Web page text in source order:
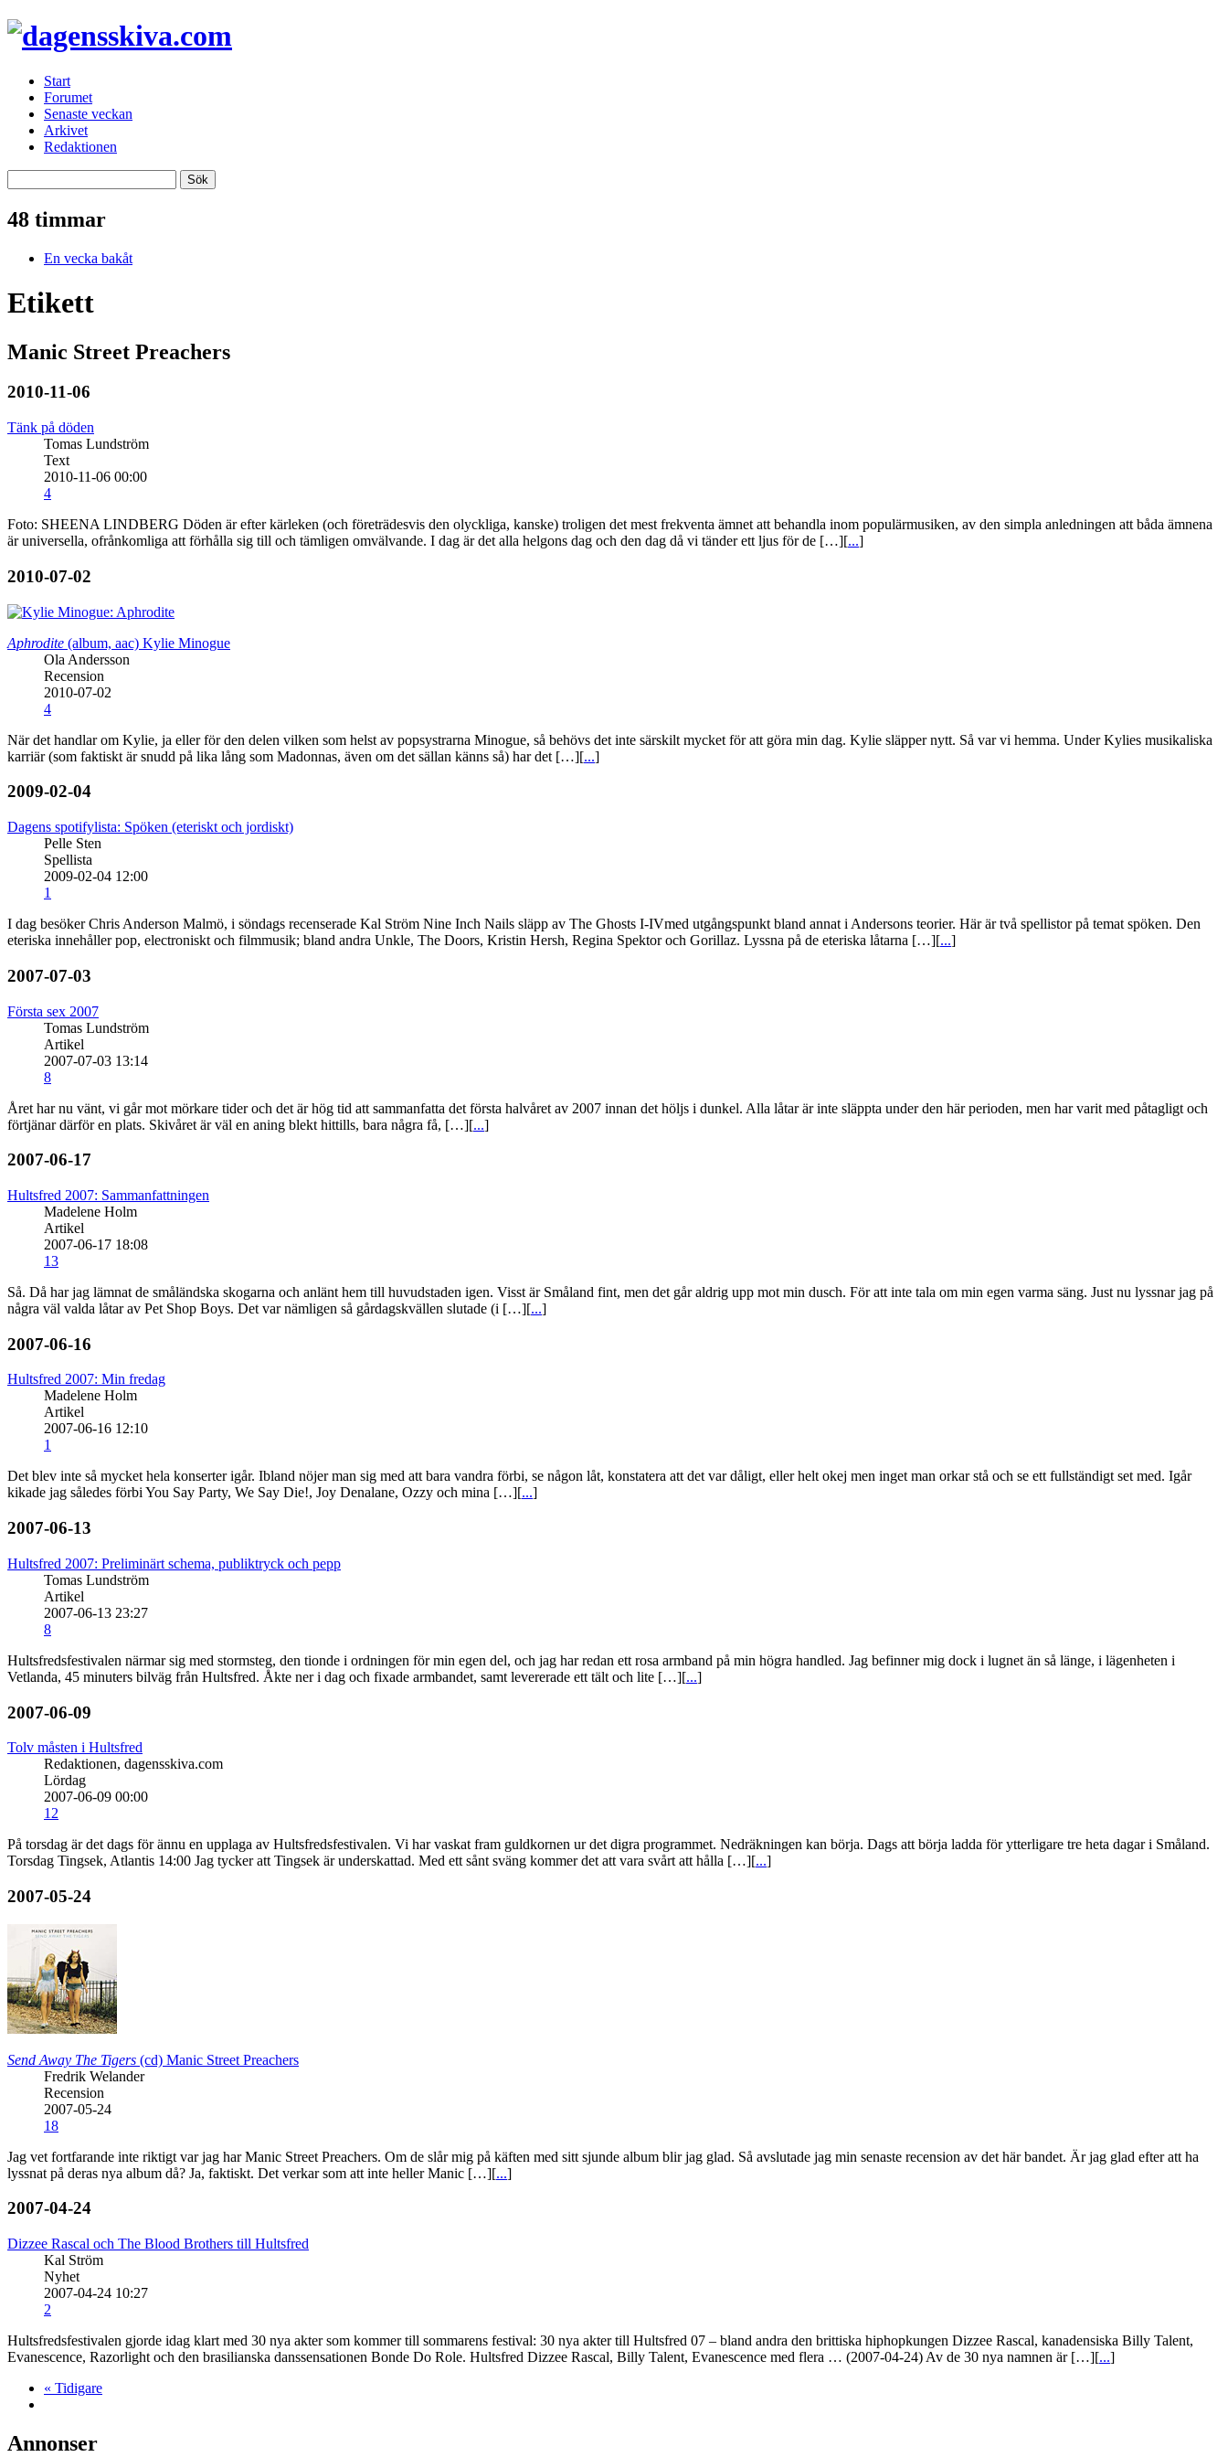
Start
Forumet
Senaste veckan
Arkivet
Redaktionen
48 timmar
En vecka bakåt
Etikett
Manic Street Preachers
2010-11-06
Tänk på döden
Tomas Lundström
Text
2010-11-06 00:00
4
Foto: SHEENA LINDBERG Döden är efter kärleken (och företrädesvis den olyckliga, kanske) troligen det mest frekventa ämnet att behandla inom populärmusiken, av den simpla anledningen att båda ämnena
är universella, ofrånkomliga att förhålla sig till och tämligen omvälvande. I dag är det alla helgons dag och den dag då vi tänder ett ljus för de […][...]
2010-07-02
Aphrodite (album, aac) Kylie Minogue
Ola Andersson
Recension
2010-07-02
4
När det handlar om Kylie, ja eller för den delen vilken som helst av popsystrarna Minogue, så behövs det inte särskilt mycket för att göra min dag. Kylie släpper nytt. Så var vi hemma. Under Kylies musikaliska
karriär (som faktiskt är snudd på lika lång som Madonnas, även om det sällan känns så) har det […][...]
2009-02-04
Dagens spotifylista: Spöken (eteriskt och jordiskt)
Pelle Sten
Spellista
2009-02-04 12:00
1
I dag besöker Chris Anderson Malmö, i söndags recenserade Kal Ström Nine Inch Nails släpp av The Ghosts I-IVmed utgångspunkt bland annat i Andersons teorier. Här är två spellistor på temat spöken. Den
eteriska innehåller pop, electroniskt och filmmusik; bland andra Unkle, The Doors, Kristin Hersh, Regina Spektor och Gorillaz. Lyssna på de eteriska låtarna […][...]
2007-07-03
Första sex 2007
Tomas Lundström
Artikel
2007-07-03 13:14
8
Året har nu vänt, vi går mot mörkare tider och det är hög tid att sammanfatta det första halvåret av 2007 innan det höljs i dunkel. Alla låtar är inte släppta under den här perioden, men har varit med påtagligt och
förtjänar därför en plats. Skivåret är väl en aning blekt hittills, bara några få, […][...]
2007-06-17
Hultsfred 2007: Sammanfattningen
Madelene Holm
Artikel
2007-06-17 18:08
13
Så. Då har jag lämnat de småländska skogarna och anlänt hem till huvudstaden igen. Visst är Småland fint, men det går aldrig upp mot min dusch. För att inte tala om min egen varma säng. Just nu lyssnar jag på
några väl valda låtar av Pet Shop Boys. Det var nämligen så gårdagskvällen slutade (i […][...]
2007-06-16
Hultsfred 2007: Min fredag
Madelene Holm
Artikel
2007-06-16 12:10
1
Det blev inte så mycket hela konserter igår. Ibland nöjer man sig med att bara vandra förbi, se någon låt, konstatera att det var dåligt, eller helt okej men inget man orkar stå och se ett fullständigt set med. Igår
kikade jag således förbi You Say Party, We Say Die!, Joy Denalane, Ozzy och mina […][...]
2007-06-13
Hultsfred 2007: Preliminärt schema, publiktryck och pepp
Tomas Lundström
Artikel
2007-06-13 23:27
8
Hultsfredsfestivalen närmar sig med stormsteg, den tionde i ordningen för min egen del, och jag har redan ett rosa armband på min högra handled. Jag befinner mig dock i lugnet än så länge, i lägenheten i
Vetlanda, 45 minuters bilväg från Hultsfred. Åkte ner i dag och fixade armbandet, samt levererade ett tält och lite […][...]
2007-06-09
Tolv måsten i Hultsfred
Redaktionen, dagensskiva.com
Lördag
2007-06-09 00:00
12
På torsdag är det dags för ännu en upplaga av Hultsfredsfestivalen. Vi har vaskat fram guldkornen ur det digra programmet. Nedräkningen kan börja. Dags att börja ladda för ytterligare tre heta dagar i Småland.
Torsdag Tingsek, Atlantis 14:00 Jag tycker att Tingsek är underskattad. Med ett sånt sväng kommer det att vara svårt att hålla […][...]
2007-05-24
Send Away The Tigers (cd) Manic Street Preachers
Fredrik Welander
Recension
2007-05-24
18
Jag vet fortfarande inte riktigt var jag har Manic Street Preachers. Om de slår mig på käften med sitt sjunde album blir jag glad. Så avslutade jag min senaste recension av det här bandet. Är jag glad efter att ha
lyssnat på deras nya album då? Ja, faktiskt. Det verkar som att inte heller Manic […][...]
2007-04-24
Dizzee Rascal och The Blood Brothers till Hultsfred
Kal Ström
Nyhet
2007-04-24 10:27
2
Hultsfredsfestivalen gjorde idag klart med 30 nya akter som kommer till sommarens festival: 30 nya akter till Hultsfred 07 – bland andra den brittiska hiphopkungen Dizzee Rascal, kanadensiska Billy Talent,
Evanescence, Razorlight och den brasilianska danssensationen Bonde Do Role. Hultsfred Dizzee Rascal, Billy Talent, Evanescence med flera … (2007-04-24) Av de 30 nya namnen är […][...]
« Tidigare
Annonser